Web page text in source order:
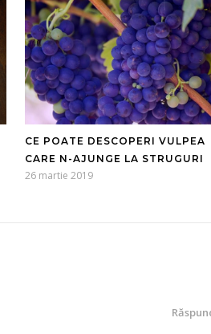
CE POATE DESCOPERI VULPEA
CARE N-AJUNGE LA STRUGURI
26 martie 2019